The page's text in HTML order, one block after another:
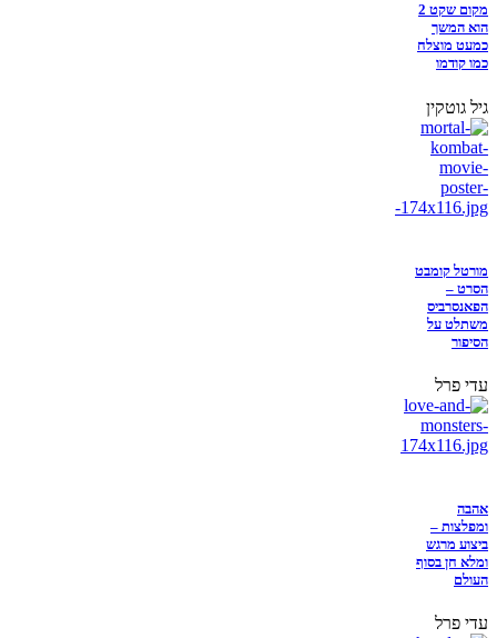
מקום שקט 2
הוא המשך
כמעט מוצלח
כמו קודמו
גיל גוטקין
מורטל קומבט
הסרט –
הפאנסרביס
משתלט על
הסיפור
עדי פרל
אהבה
ומפלצות –
ביצוע מרגש
ומלא חן בסוף
העולם
עדי פרל